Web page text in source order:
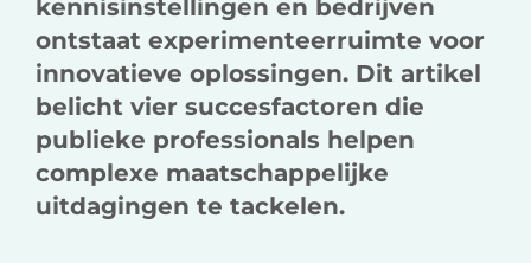
kennisinstellingen en bedrijven
ontstaat experimenteerruimte voor
innovatieve oplossingen. Dit artikel
belicht vier succesfactoren die
publieke professionals helpen
complexe maatschappelijke
uitdagingen te tackelen.